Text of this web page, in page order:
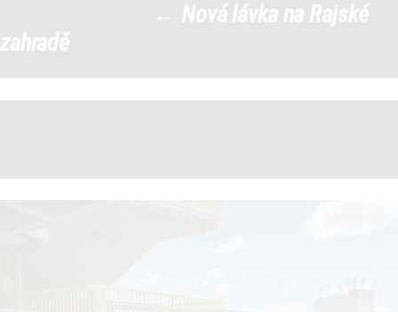
← Nová lávka na Rajské
zahradě